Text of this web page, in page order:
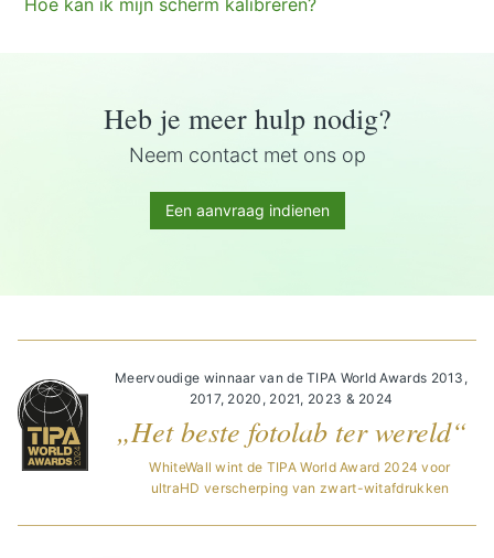
Hoe kan ik mijn scherm kalibreren?
Heb je meer hulp nodig?
Neem contact met ons op
Een aanvraag indienen
Meervoudige winnaar van de TIPA World Awards 2013,
2017, 2020, 2021, 2023 & 2024
„Het beste fotolab ter wereld“
WhiteWall wint de TIPA World Award 2024 voor
ultraHD verscherping van zwart-witafdrukken